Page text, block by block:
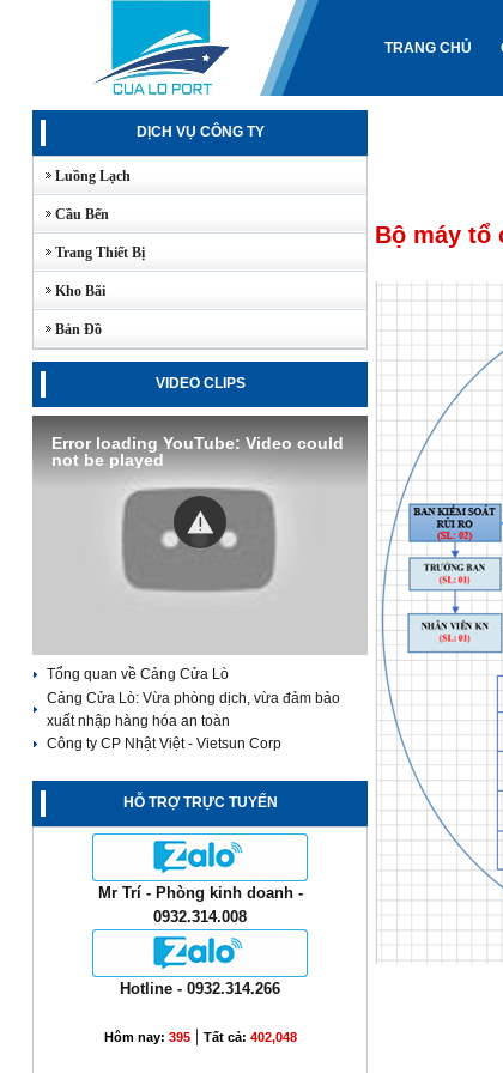
TRANG CHỦ
DỊCH VỤ CÔNG TY
Luồng Lạch
Cầu Bến
Trang Thiết Bị
Kho Bãi
Bản Đồ
VIDEO CLIPS
Error loading YouTube: Video could
not be played
Tổng quan về Cảng Cửa Lò
Cảng Cửa Lò: Vừa phòng dịch, vừa đảm bảo
xuất nhập hàng hóa an toàn
Công ty CP Nhật Việt - Vietsun Corp
HỖ TRỢ TRỰC TUYẾN
Mr Trí - Phòng kinh doanh -
0932.314.008
Hotline - 0932.314.266
Hôm nay: 395| Tất cả: 402,048
Bộ máy tổ